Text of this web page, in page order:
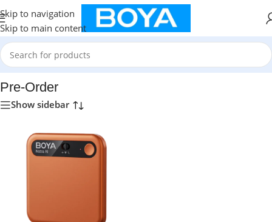
Skip to navigation
Skip to main content
Home/Pre-Order
Pre-Order
Show sidebar